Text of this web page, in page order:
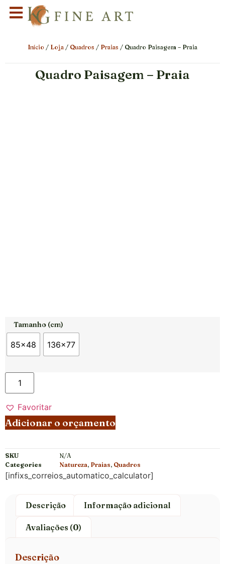
Início / Loja / Quadros / Praias / Quadro Paisagem – Praia
Quadro Paisagem – Praia
Tamanho (cm)
85x48 136x77
Favoritar
Adicionar o orçamento
SKU
N/A
Categories
Natureza, Praias, Quadros
[infixs_correios_automatico_calculator]
Descrição Informação adicional
Avaliações (0)
Descrição